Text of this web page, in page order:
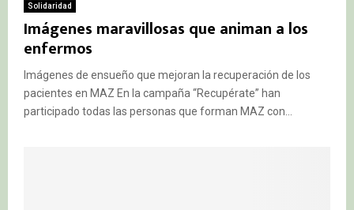
Solidaridad
Imágenes maravillosas que animan a los
enfermos
Imágenes de ensueño que mejoran la recuperación de los
pacientes en MAZ En la campaña “Recupérate” han
participado todas las personas que forman MAZ con...